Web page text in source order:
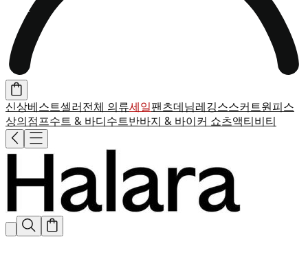
신상베스트셀러 전체 의류세일팬츠데님레깅스스커트원피스
상의 점프수트 & 바디수트반바지 & 바이커 쇼츠액티비티